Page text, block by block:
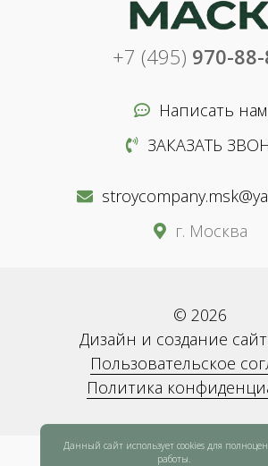
+7 (495) 970-
Написать нам
ЗАКАЗАТЬ
г. Москва
© 2026
Дизайн и создание
Пользовательское
Политика
Данный сайт использует cookies для
работы.